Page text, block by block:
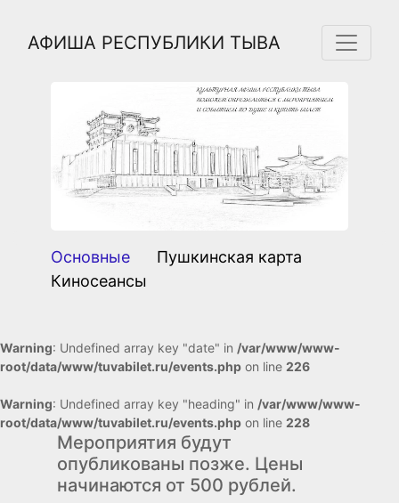
АФИША РЕСПУБЛИКИ ТЫВА
Previous Next
Основные
Пушкинская карта
Киносеансы
Warning: Undefined array key "date" in /var/www/www-
root/data/www/tuvabilet.ru/events.php on line 226
Warning: Undefined array key "heading" in /var/www/www-
root/data/www/tuvabilet.ru/events.php on line 228
Мероприятия будут
опубликованы позже. Цены
начинаются от 500 рублей.